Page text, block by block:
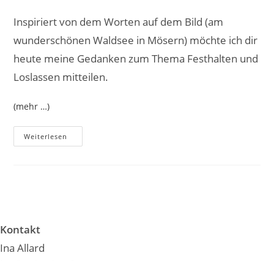
Inspiriert von dem Worten auf dem Bild (am
wunderschönen Waldsee in Mösern) möchte ich dir
heute meine Gedanken zum Thema Festhalten und
Loslassen mitteilen.
(mehr …)
Weiterlesen
Kontakt
Ina Allard